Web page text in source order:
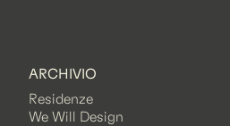
ARCHIVIO
Residenze
We Will Design